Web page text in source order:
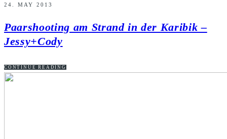
24. MAY 2013
Paarshooting am Strand in der Karibik –
Jessy+Cody
CONTINUE READING